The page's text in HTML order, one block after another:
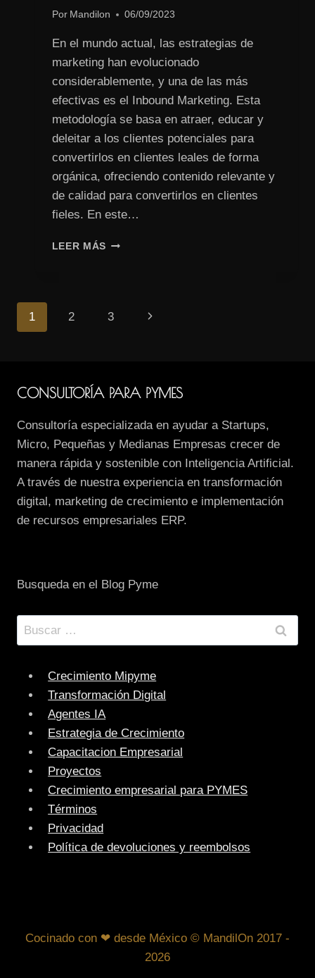
Por Mandilon 06/09/2023
En el mundo actual, las estrategias de
marketing han evolucionado
considerablemente, y una de las más
efectivas es el Inbound Marketing. Esta
metodología se basa en atraer, educar y
deleitar a los clientes potenciales para
convertirlos en clientes leales de forma
orgánica, ofreciendo contenido relevante y
de calidad para convertirlos en clientes
fieles. En este…
LEER MÁSINBOUND
EL
Navegación
1 2 3
Siguiente
CONSULTORÍA PARA PYMES
Consultoría especializada en ayudar a Startups,
Micro, Pequeñas y Medianas Empresas crecer de
manera rápida y sostenible con Inteligencia Artificial.
A través de nuestra experiencia en transformación
digital, marketing de crecimiento e implementación
de recursos empresariales ERP.
Busqueda en el Blog Pyme
Buscar:
Crecimiento Mipyme
Transformación Digital
Agentes IA
Estrategia de Crecimiento
Capacitacion Empresarial
Proyectos
Crecimiento empresarial para PYMES
Términos
Privacidad
Política de devoluciones y reembolsos
Cocinado con ❤ desde México © MandilOn 2017 -
2026